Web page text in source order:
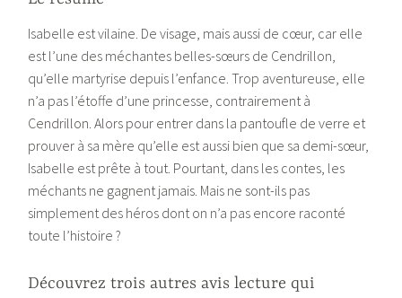
Isabelle est vilaine. De visage, mais aussi de cœur, car elle
est l’une des méchantes belles-sœurs de Cendrillon,
qu’elle martyrise depuis l’enfance. Trop aventureuse, elle
n’a pas l’étoffe d’une princesse, contrairement à
Cendrillon. Alors pour entrer dans la pantoufle de verre et
prouver à sa mère qu’elle est aussi bien que sa demi-sœur,
Isabelle est prête à tout. Pourtant, dans les contes, les
méchants ne gagnent jamais. Mais ne sont-ils pas
simplement des héros dont on n’a pas encore raconté
toute l’histoire ?
Découvrez trois autres avis lecture qui